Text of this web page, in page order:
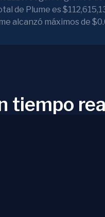
de Plume es
alcanzó máximos de
tiempo